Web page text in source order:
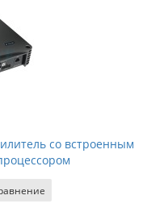
со встроенным